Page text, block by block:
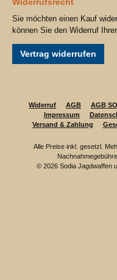
Widerrufsrecht
Sie möchten einen Kauf
können Sie den Widerruf
Vertrag widerrufen
Widerruf AGB AGB
Impressum
Versand & Zahlung
Alle Preise inkl. gesetzl.
© 2026 Sodia Jagdwaffen